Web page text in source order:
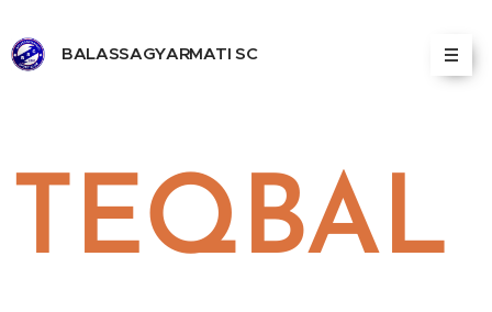
BALASSAGYARMATI SC
TEQBAL